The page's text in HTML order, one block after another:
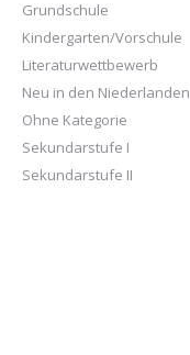
Grundschule
Kindergarten/Vorschule
Literaturwettbewerb
Neu in den Niederlanden
Ohne Kategorie
Sekundarstufe I
Sekundarstufe II